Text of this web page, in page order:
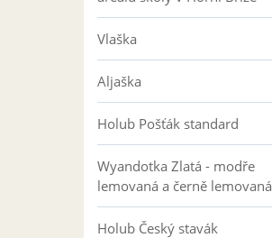
Vlaška
Aljaška
Holub Pošťák standard
Wyandotka Zlatá - modře
lemovaná a černě lemovaná
Holub Český stavák